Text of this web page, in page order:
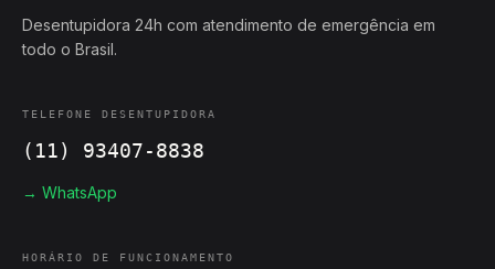
Desentupidora 24h com atendimento de emergência em
todo o Brasil.
TELEFONE DESENTUPIDORA
(11) 93407-8838
→ WhatsApp
HORÁRIO DE FUNCIONAMENTO